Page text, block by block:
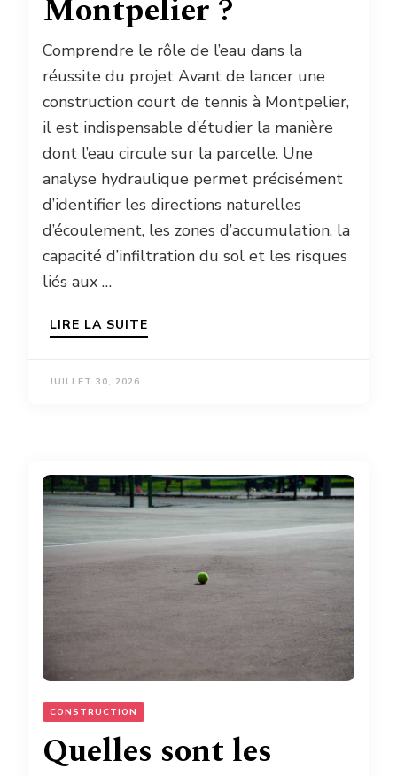
Montpelier ?
Comprendre le rôle de l’eau dans la
réussite du projet Avant de lancer une
construction court de tennis à Montpelier,
il est indispensable d’étudier la manière
dont l’eau circule sur la parcelle. Une
analyse hydraulique permet précisément
d’identifier les directions naturelles
d’écoulement, les zones d’accumulation, la
capacité d’infiltration du sol et les risques
liés aux …
LIRE LA SUITE
JUILLET 30, 2026
CONSTRUCTION
Quelles sont les